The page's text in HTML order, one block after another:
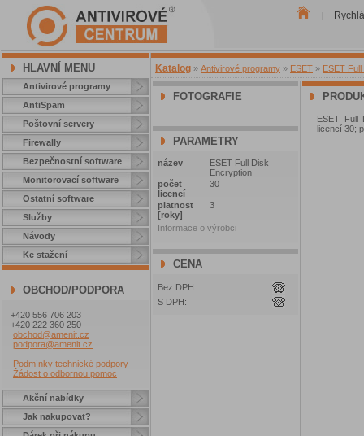
HLAVNÍ MENU
Antivirové programy
AntiSpam
Poštovní servery
Firewally
Bezpečnostní software
Monitorovací software
Ostatní software
Služby
Návody
Ke stažení
OBCHOD/PODPORA
+420 556 706 203
+420 222 360 250
obchod@amenit.cz
podpora@amenit.cz
Podmínky technické podpory
Žádost o odbornou pomoc
Akční nabídky
Jak nakupovat?
Katalog » Antivirové programy » ESET » ESET
FOTOGRAFIE
PARAMETRY
název
ESET Full Disk
Encryption
počet
licencí
30
platnost
[roky]
3
Informace o výrobci
CENA
Bez DPH:
S DPH:
ESET Full
licencí 30;